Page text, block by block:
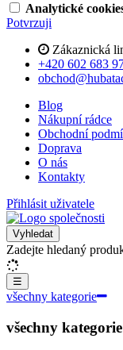
Analytické
Potvrzuji
Zákaznická
+420 602 683
Blog
Nákupní rádce
Obchodní
Doprava
O nás
Kontakty
Přihlásit uživatele
Vyhledat
Zadejte hledaný
☰
všechny kategorie
všechny kategorie